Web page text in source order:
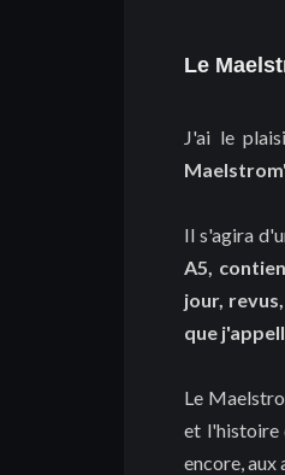
Le
J'ai le
Il s'agira
A5,
jour,
que
Le
et l'histoire
encore, aux